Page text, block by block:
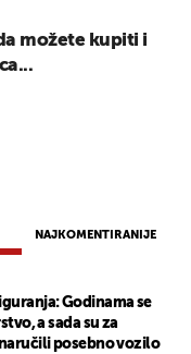
NAJKOMENTIRANIJE
Godinama se
a sada su za
posebno vozilo
možete kupiti i